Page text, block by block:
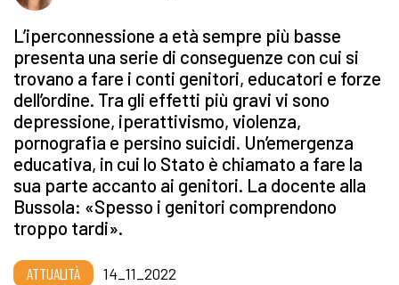
L’iperconnessione a età sempre più basse
presenta una serie di conseguenze con cui si
trovano a fare i conti genitori, educatori e forze
dell’ordine. Tra gli effetti più gravi vi sono
depressione, iperattivismo, violenza,
pornografia e persino suicidi. Un’emergenza
educativa, in cui lo Stato è chiamato a fare la
sua parte accanto ai genitori. La docente alla
Bussola: «Spesso i genitori comprendono
troppo tardi».
ATTUALITÀ 14_11_2022